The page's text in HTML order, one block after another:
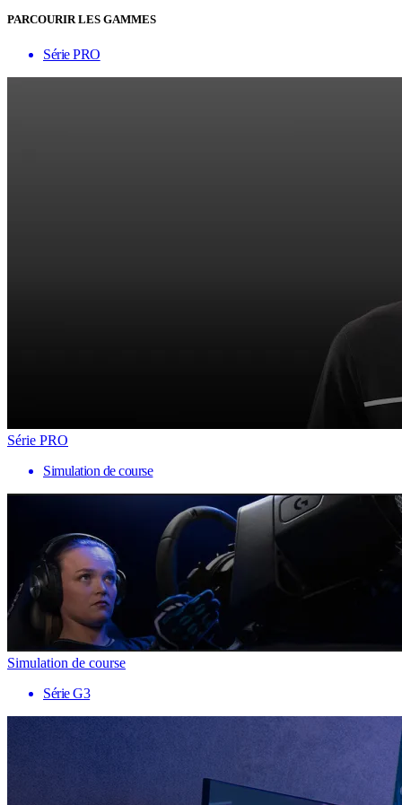
PARCOURIR LES GAMMES
Série PRO
Série PRO
Simulation de course
Simulation de course
Série G3